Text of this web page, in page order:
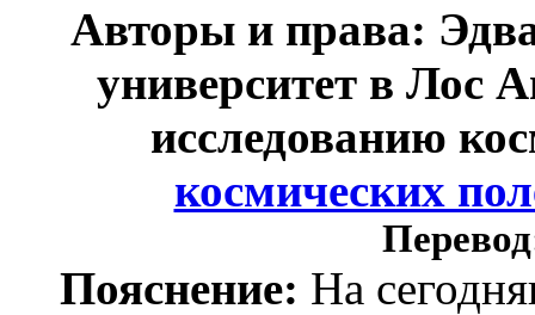
Авторы и права:
университет в Лос
исследованию
космических
Пояснение: На